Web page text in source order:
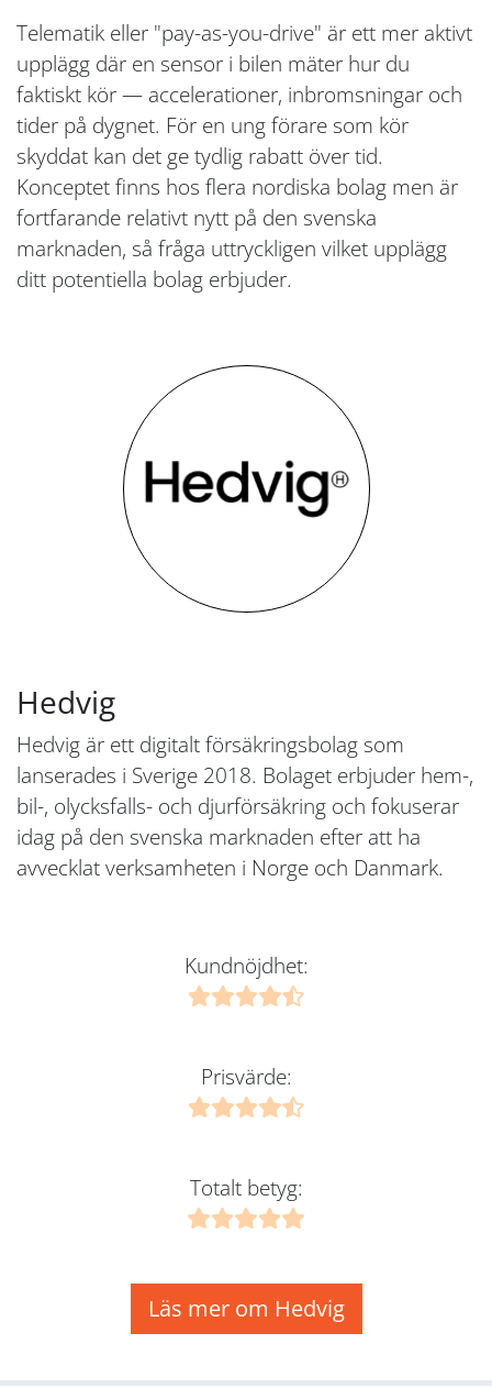
Telematik eller "pay-as-you-drive" är ett mer aktivt
upplägg där en sensor i bilen mäter hur du
faktiskt kör — accelerationer, inbromsningar och
tider på dygnet. För en ung förare som kör
skyddat kan det ge tydlig rabatt över tid.
Konceptet finns hos flera nordiska bolag men är
fortfarande relativt nytt på den svenska
marknaden, så fråga uttryckligen vilket upplägg
ditt potentiella bolag erbjuder.
Hedvig
Hedvig är ett digitalt försäkringsbolag som
lanserades i Sverige 2018. Bolaget erbjuder hem-,
bil-, olycksfalls- och djurförsäkring och fokuserar
idag på den svenska marknaden efter att ha
avvecklat verksamheten i Norge och Danmark.
Kundnöjdhet:
Prisvärde:
Totalt betyg:
Läs mer om Hedvig